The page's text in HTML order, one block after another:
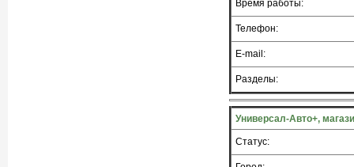
Время работы:
Телефон:
E-mail:
Разделы:
Универсал-Авто+,
Статус: